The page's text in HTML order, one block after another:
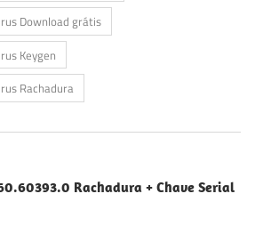
Download grátis
Keygen
Rachadura
Rachadura + Chave Serial